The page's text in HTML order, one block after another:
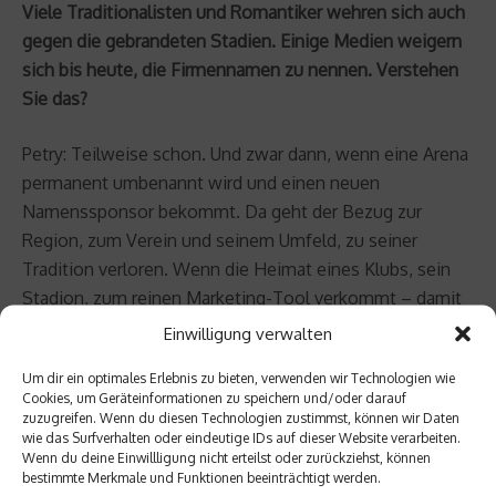
Einwilligung verwalten
Um dir ein optimales Erlebnis zu bieten, verwenden wir Technologien wie
Cookies, um Geräteinformationen zu speichern und/oder darauf
zuzugreifen. Wenn du diesen Technologien zustimmst, können wir Daten
wie das Surfverhalten oder eindeutige IDs auf dieser Website verarbeiten.
Wenn du deine Einwillligung nicht erteilst oder zurückziehst, können
bestimmte Merkmale und Funktionen beeinträchtigt werden.
Viele Traditionalisten und Romantiker wehren sich auch
gegen die gebrandeten Stadien. Einige Medien weigern
sich bis heute, die Firmennamen zu nennen. Verstehen
Sie das?
Petry: Teilweise schon. Und zwar dann, wenn eine Arena
permanent umbenannt wird und einen neuen
Namenssponsor bekommt. Da geht der Bezug zur
Region, zum Verein und seinem Umfeld, zu seiner
Tradition verloren. Wenn die Heimat eines Klubs, sein
Stadion, zum reinen Marketing-Tool verkommt – damit
tue ich mich sehr schwer. Aber wenn große
Partnerverein einen gemeinsamen Weg gehen, wenn
eine langfristige Refinanzierung Teil des Konzepts ist
und ihre Firmenzentrale obendrein am Standort ist –
siehe die Allianz Arena München oder die Commerzbank